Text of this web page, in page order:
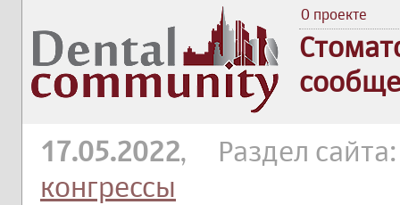
О проекте
17.05.2022, Раздел
конгрессы